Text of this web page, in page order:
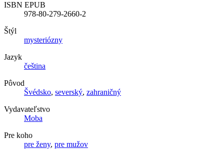
ISBN EPUB
978-80-279-2660-2
Štýl
mysteriózny
Jazyk
čeština
Pôvod
Švédsko, severský, zahraničný
Vydavateľstvo
Moba
Pre koho
pre ženy, pre mužov